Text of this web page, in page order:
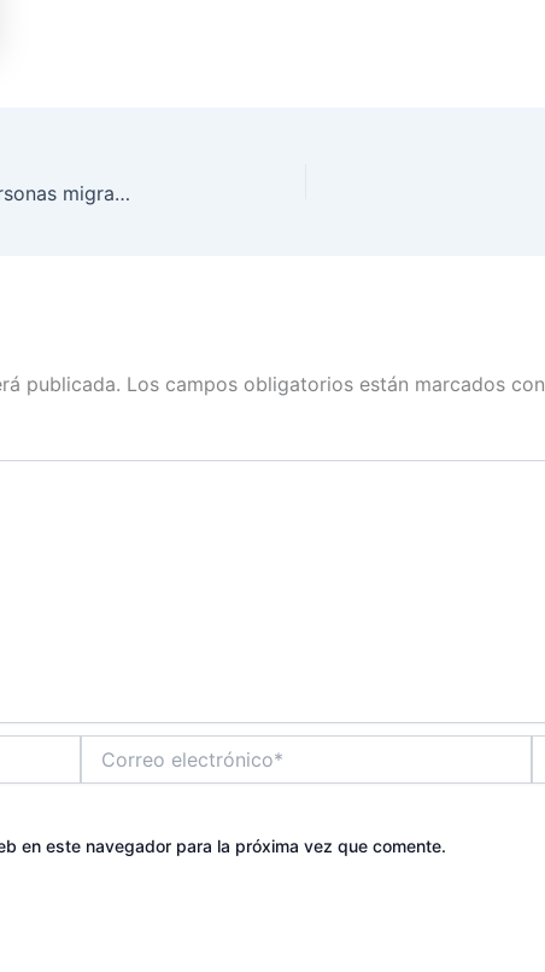
Mesa de Diálogo “La Incorporación de las personas migrantes y residentes en el extranjero en los espacios de representación política”, Proceso Electoral 2020-2021
publicada. Los campos obligatorios están marcados con
electrónico*
en este navegador para la próxima vez que comente.